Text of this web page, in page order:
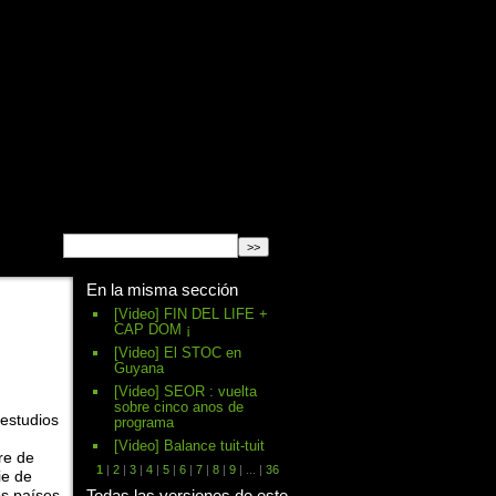
En la misma sección
[Video] FIN DEL LIFE +
CAP DOM ¡
[Video] El STOC en
Guyana
[Video] SEOR : vuelta
sobre cinco anos de
programa
[Video] Balance tuit-tuit
1| 2| 3| 4| 5| 6| 7| 8| 9| ... 36
de
de